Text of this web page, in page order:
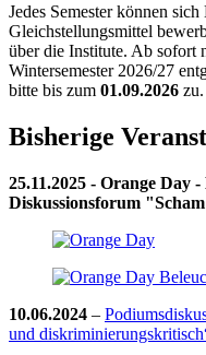
Jedes Semester können
Gleichstellungsmittel
über die Institute. Ab sofort
Wintersemester 2026/27
bitte bis zum 01.09.2026 zu.
Bisherige
25.11.2025 - Orange Day
Diskussionsforum
10.06.2024 –
und